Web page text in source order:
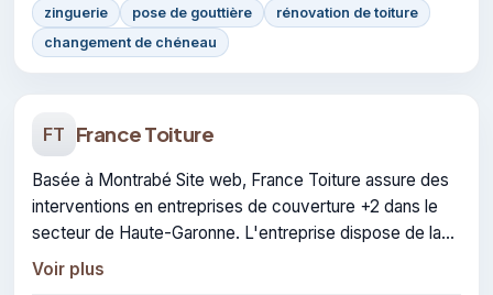
zinguerie pose de gouttière
rénovation de toiture
changement de chéneau
FT France Toiture
Basée à Montrabé Site web, France Toiture assure des
interventions en entreprises de couverture +2 dans le
secteur de Haute-Garonne. L'entreprise dispose de la
certification RGE.
Voir plus